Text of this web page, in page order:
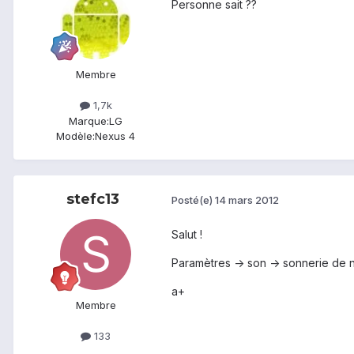
Membre
1,7k
Marque:LG
Modèle:Nexus 4
Personne sait ??
stefc13
Membre
133
Posté(e) 14 mars 2012
Salut !
Paramètres -> son -> sonnerie de
a+